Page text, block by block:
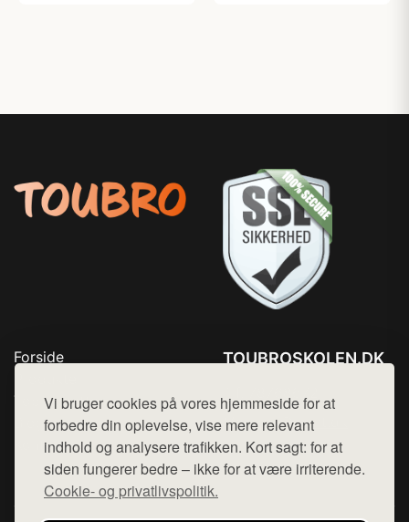
Vi bruger cookies på vores hjemmeside for at
forbedre din oplevelse, vise mere relevant
indhold og analysere trafikken. Kort sagt: for at
siden fungerer bedre – ikke for at være irriterende.
Cookie- og privatlivspolitik.
Forside
Top Rabatter
Blog
Kontakt
TOUBROSKOLEN.DK
Mail: hej@want.dk
Cookie- og privatlivspolitik